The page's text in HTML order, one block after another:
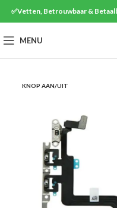
✅Vetten, Betrouwbaar &
MENU
KNOP AAN/UIT